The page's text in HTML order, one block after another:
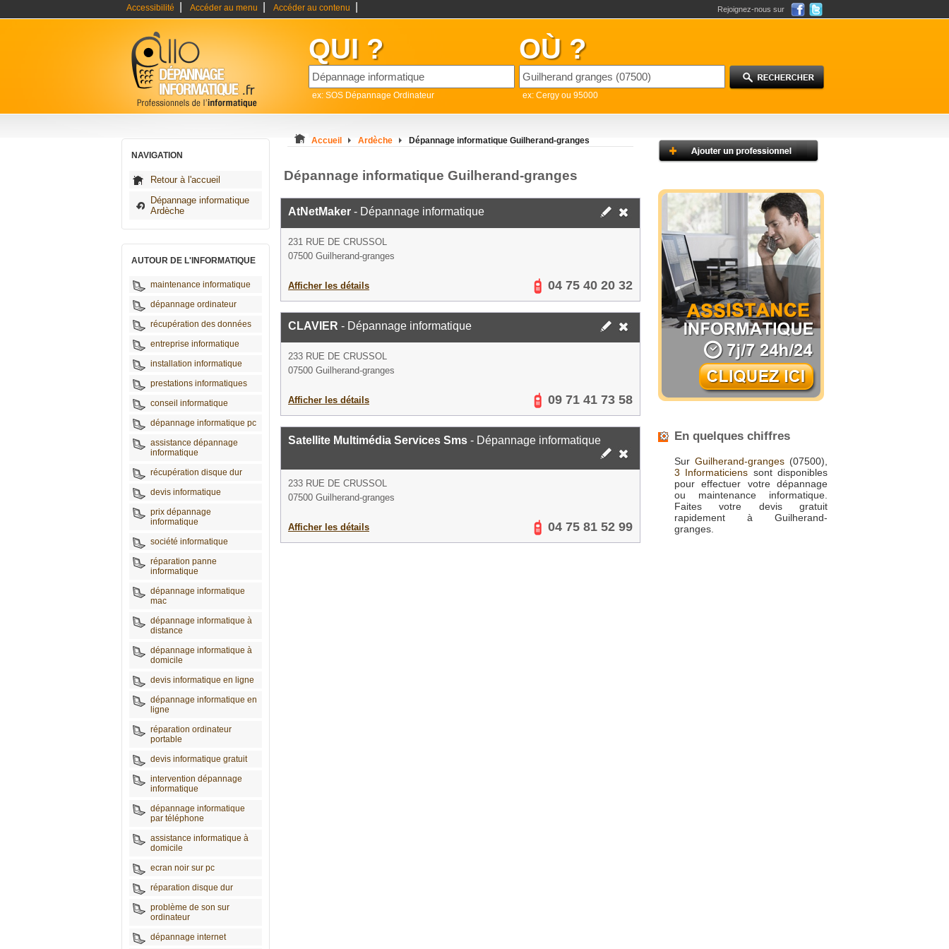
Accessibilité Accéder au menu Accéder au contenu Rejoignez-nous sur
QUI ?
ex: SOS Dépannage Ordinateur
OÙ ?
ex: Cergy ou 95000
NAVIGATION
Retour à l'accueil
Dépannage informatique
Ardèche
AUTOUR DE L'INFORMATIQUE
maintenance informatique
dépannage ordinateur
récupération des données
entreprise informatique
installation informatique
prestations informatiques
conseil informatique
dépannage informatique pc
assistance dépannage
informatique
récupération disque dur
devis informatique
prix dépannage
informatique
société informatique
réparation panne
informatique
dépannage informatique
mac
dépannage informatique à
distance
dépannage informatique à
domicile
devis informatique en ligne
dépannage informatique en
ligne
réparation ordinateur
portable
devis informatique gratuit
intervention dépannage
informatique
dépannage informatique
par téléphone
assistance informatique à
domicile
ecran noir sur pc
réparation disque dur
problème de son sur
ordinateur
dépannage internet
Accueil Ardèche Dépannage informatique Guilherand-granges
Dépannage informatique Guilherand-granges
AtNetMaker - Dépannage informatique
231 RUE DE CRUSSOL
07500 Guilherand-granges
Afficher les détails 04 75 40 20 32
CLAVIER - Dépannage informatique
233 RUE DE CRUSSOL
07500 Guilherand-granges
Afficher les détails 09 71 41 73 58
Satellite Multimédia Services Sms - Dépannage informatique
233 RUE DE CRUSSOL
07500 Guilherand-granges
Afficher les détails 04 75 81 52 99
En quelques chiffres
Sur Guilherand-granges (07500),
3 Informaticiens sont disponibles
pour effectuer votre dépannage
ou maintenance informatique.
Faites votre devis gratuit
rapidement à Guilherand-
granges.